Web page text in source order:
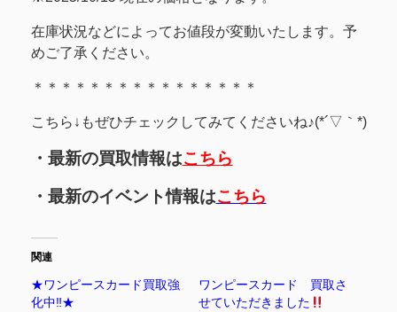
在庫状況などによってお値段が変動いたします。予
めご了承ください。
＊＊＊＊＊＊＊＊＊＊＊＊＊＊＊＊
こちら↓もぜひチェックしてみてくださいね♪(*´▽｀*)
・最新の買取情報はこちら
・最新のイベント情報はこちら
関連
★ワンピースカード買取強
化中‼★
ワンピースカード 買取さ
せていただきました